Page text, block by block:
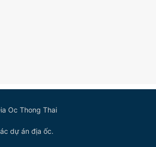
dự án địa ốc.